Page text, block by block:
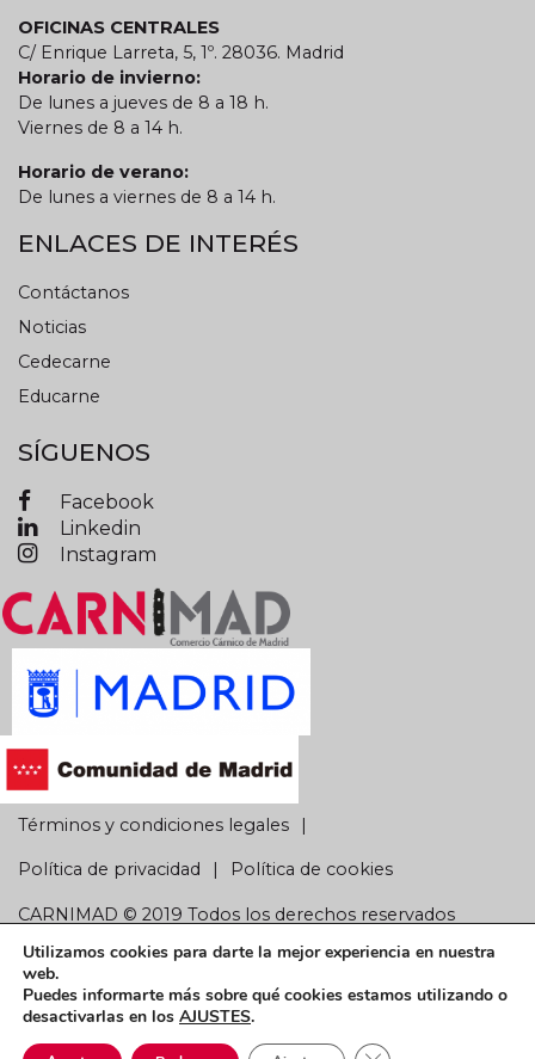
OFICINAS CENTRALES
C/ Enrique Larreta, 5, 1º. 28036. Madrid
Horario de invierno:
De lunes a jueves de 8 a 18 h.
Viernes de 8 a 14 h.
Horario de verano:
De lunes a viernes de 8 a 14 h.
ENLACES DE INTERÉS
Contáctanos
Noticias
Cedecarne
Educarne
SÍGUENOS
Facebook
Linkedin
Instagram
Términos y condiciones legales
Política de privacidad Política de cookies
CARNIMAD © 2019 Todos los derechos reservados
Utilizamos cookies para darte la mejor experiencia en nuestra
web.
Puedes informarte más sobre qué cookies estamos utilizando o
desactivarlas en los AJUSTES.